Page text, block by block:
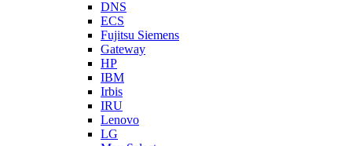
DNS
ECS
Fujitsu Siemens
Gateway
HP
IBM
Irbis
IRU
Lenovo
LG